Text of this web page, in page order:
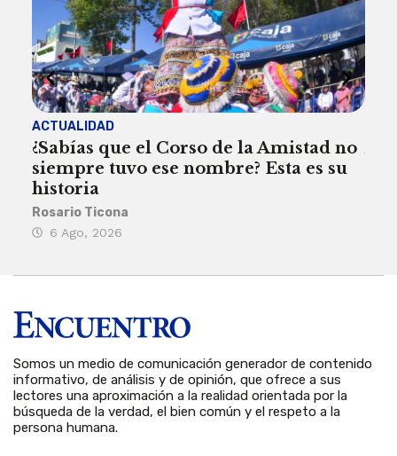
ACTUALIDAD
¿Sabías que el Corso de la Amistad no
siempre tuvo ese nombre? Esta es su
historia
Rosario Ticona
6 Ago, 2026
Somos un medio de comunicación generador de contenido
informativo, de análisis y de opinión, que ofrece a sus
lectores una aproximación a la realidad orientada por la
búsqueda de la verdad, el bien común y el respeto a la
persona humana.